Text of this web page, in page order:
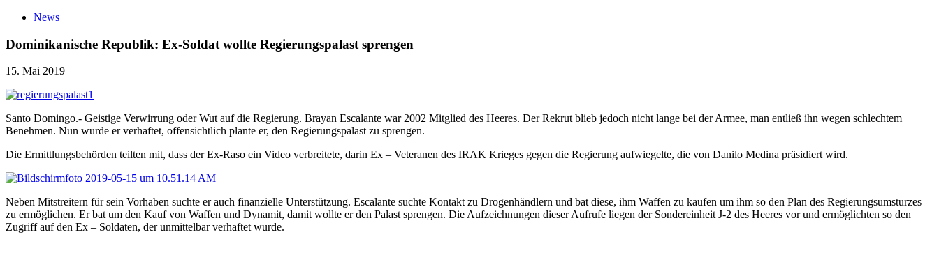
News
Dominikanische Republik: Ex-Soldat wollte Regierungspalast sprengen
15. Mai 2019
Santo Domingo.- Geistige Verwirrung oder Wut auf die Regierung. Brayan Escalante war 2002 Mitglied des Heeres. Der Rekrut blieb jedoch nicht lange bei der Armee, man entließ ihn wegen schlechtem
Benehmen. Nun wurde er verhaftet, offensichtlich plante er, den Regierungspalast zu sprengen.
Die Ermittlungsbehörden teilten mit, dass der Ex-Raso ein Video verbreitete, darin Ex – Veteranen des IRAK Krieges gegen die Regierung aufwiegelte, die von Danilo Medina präsidiert wird.
Neben Mitstreitern für sein Vorhaben suchte er auch finanzielle Unterstützung. Escalante suchte Kontakt zu Drogenhändlern und bat diese, ihm Waffen zu kaufen um ihm so den Plan des Regierungsumsturzes
zu ermöglichen. Er bat um den Kauf von Waffen und Dynamit, damit wollte er den Palast sprengen. Die Aufzeichnungen dieser Aufrufe liegen der Sondereinheit J-2 des Heeres vor und ermöglichten so den
Zugriff auf den Ex – Soldaten, der unmittelbar verhaftet wurde.